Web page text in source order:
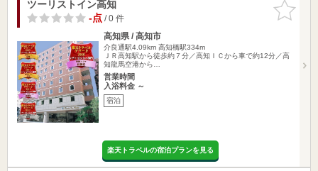
お気に入
りに追加
ツーリストイン高知
-点/ 0 件
高知県 / 高知市
介良通駅4.09km 高知橋駅334m
ＪＲ高知駅から徒歩約７分／高知ＩＣから車で約12分／高
知龍馬空港から…
営業時間
入浴料金 ～
宿泊
楽天トラベルの宿泊プランを見る